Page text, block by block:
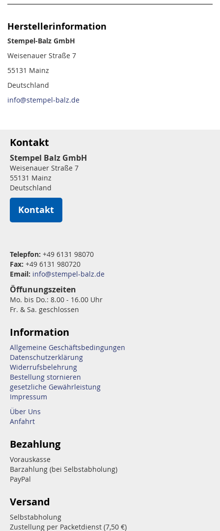
Herstellerinformation
Stempel-Balz GmbH
Weisenauer Straße 7
55131 Mainz
Deutschland
info@stempel-balz.de
Kontakt
Stempel Balz GmbH
Weisenauer Straße 7
55131 Mainz
Deutschland
Kontakt
Telepfon: +49 6131 98070
Fax: +49 6131 980720
Email: info@stempel-balz.de
Öffunungszeiten
Mo. bis Do.: 8.00 - 16.00 Uhr
Fr. & Sa. geschlossen
Information
Allgemeine Geschäftsbedingungen
Datenschutzerklärung
Widerrufsbelehrung
Bestellung stornieren
gesetzliche Gewährleistung
Impressum
Über Uns
Anfahrt
Bezahlung
Vorauskasse
Barzahlung (bei Selbstabholung)
PayPal
Versand
Selbstabholung
Zustellung per Packetdienst (7,50 €)